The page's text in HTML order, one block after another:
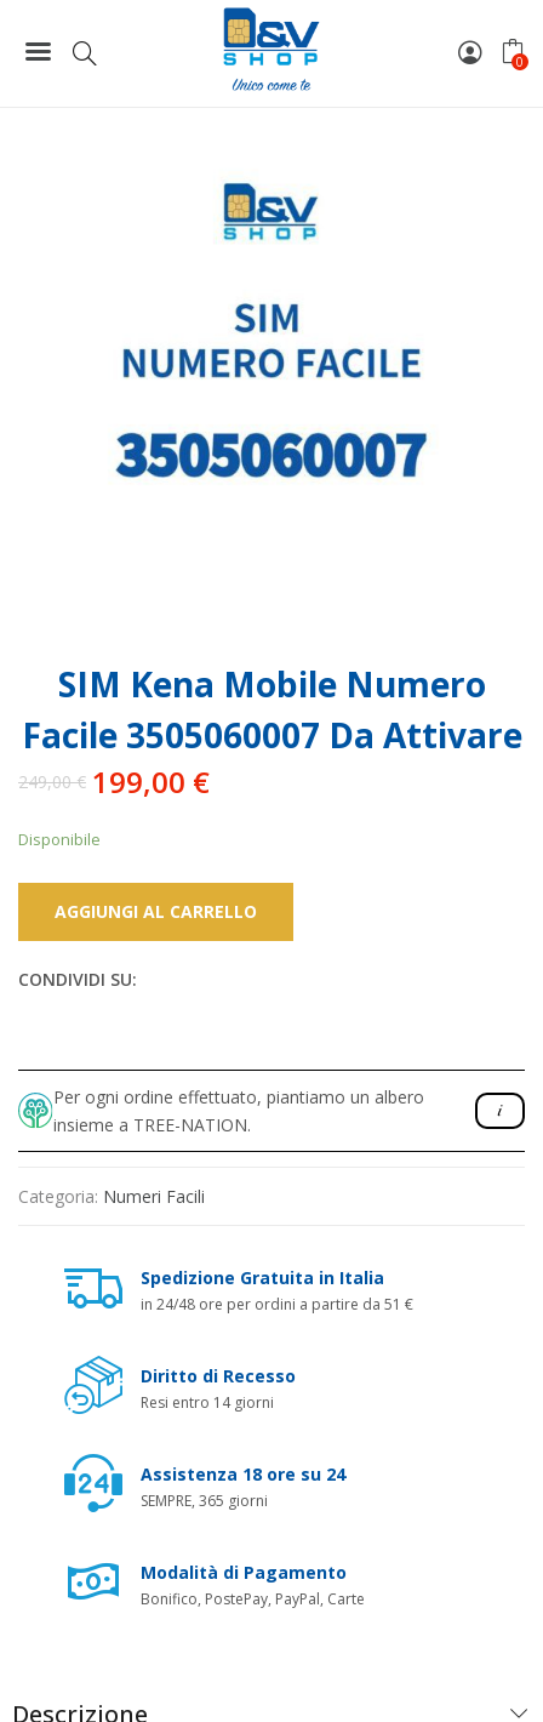
0
SIM Kena Mobile Numero Facile 3505060007 Da Attivare
SIM Kena Mobile Numero
Facile 3505060007 Da Attivare
249,00€
Il
prezzo
originale
era:
249,00 €.
199,00 €
Il
prezzo
attuale
è:
199,00 €.
Disponibile
AGGIUNGI AL CARRELLO
CONDIVIDI SU:
Per ogni ordine effettuato, piantiamo un albero
insieme a TREE-NATION.
Categoria: Numeri Facili
Spedizione Gratuita in Italia
in 24/48 ore per ordini a partire da 51 €
Diritto di Recesso
Resi entro 14 giorni
Assistenza 18 ore su 24
SEMPRE, 365 giorni
Modalità di Pagamento
Bonifico, PostePay, PayPal, Carte
Descrizione